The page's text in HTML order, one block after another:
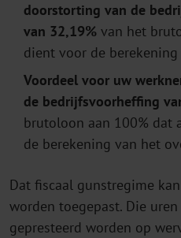
doorstorting van de
van 32,19% van het
dient voor de
Voordeel voor uw
de bedrijfsvoorheffing
brutoloon aan 100% dat
de berekening van het
Dat fiscaal gunstregime
worden toegepast. Die
gepresteerd worden op